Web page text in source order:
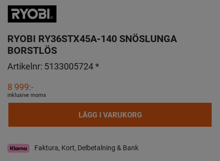
RYOBI RY36STX45A-140 SNÖSLUNGA
BORSTLÖS
Artikelnr: 5133005724 *
8 999:-
inklusive moms
LÄGG I VARUKORG
Faktura, Kort, Delbetalning & Bank